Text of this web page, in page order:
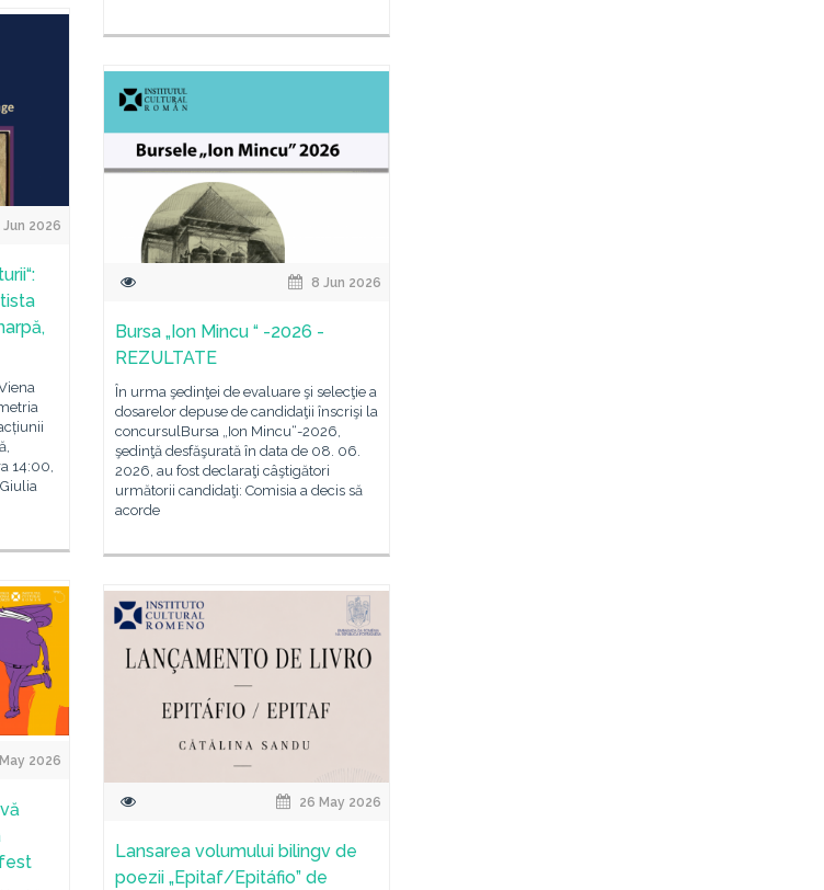
Jun 2026
14:00,
8 Jun 2026
Bursa „Ion Mincu “ -2026 -
REZULTATE
În urma şedinţei de evaluare şi selecţie a
dosarelor depuse de candidaţii înscrişi la
concursulBursa „Ion Mincu“-2026,
şedinţă desfăşurată în data de 08. 06.
2026, au fost declaraţi câştigători
următorii candidaţi: Comisia a decis să
acorde
2026
26 May 2026
Lansarea volumului bilingv de
poezii „Epitaf/Epitáfio” de